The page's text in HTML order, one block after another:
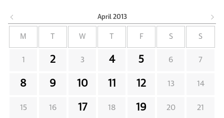
April 2013
M W F S S
1 2 3 4 5 6 7
8 9 10 11 12 13 14
15 16 17 18 19 20 21